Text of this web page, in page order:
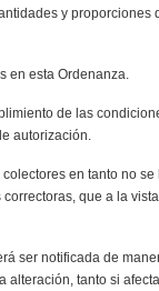
y
en esta Ordenanza.
de las
autorización.
en tanto no
que a la
ser notificada de
tanto si